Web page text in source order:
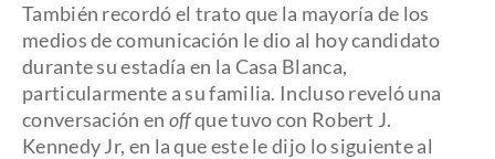
También recordó el trato que la mayoría de los
medios de comunicación le dio al hoy candidato
durante su estadía en la Casa Blanca,
particularmente a su familia. Incluso reveló una
conversación en offque tuvo con Robert J.
Kennedy Jr, en la que este le dijo lo siguiente al